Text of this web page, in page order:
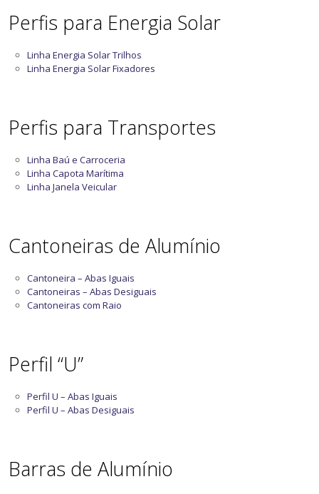
Perfis para Energia Solar
Linha Energia Solar Trilhos
Linha Energia Solar Fixadores
Perfis para Transportes
Linha Baú e Carroceria
Linha Capota Marítima
Linha Janela Veicular
Cantoneiras de Alumínio
Cantoneira – Abas Iguais
Cantoneiras – Abas Desiguais
Cantoneiras com Raio
Perfil “U”
Perfil U – Abas Iguais
Perfil U – Abas Desiguais
Barras de Alumínio